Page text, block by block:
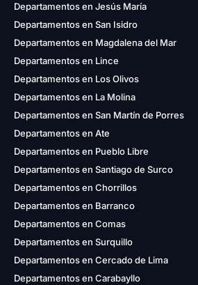
Departamentos en Jesús María
Departamentos en San Isidro
Departamentos en Magdalena del Mar
Departamentos en Lince
Departamentos en Los Olivos
Departamentos en La Molina
Departamentos en San Martín de Porres
Departamentos en Ate
Departamentos en Pueblo Libre
Departamentos en Santiago de Surco
Departamentos en Chorrillos
Departamentos en Barranco
Departamentos en Comas
Departamentos en Surquillo
Departamentos en Cercado de Lima
Departamentos en Carabayllo